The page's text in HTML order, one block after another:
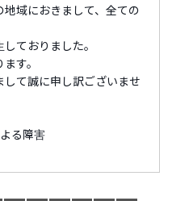
地域におきまして、全ての
りました。
。
に申し訳ございませ
る障害